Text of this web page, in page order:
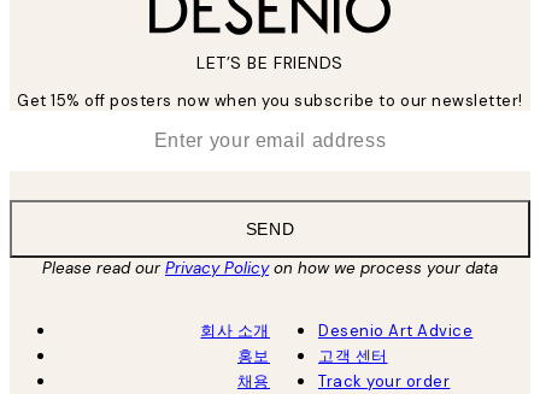
LET’S BE FRIENDS
Get 15% off posters now when you subscribe to our newsletter!
SEND
Please read ourPrivacy Policyon how we process your data
회사 소개
홍보
채용
Desenio Art Advice
고객 센터
Track your order